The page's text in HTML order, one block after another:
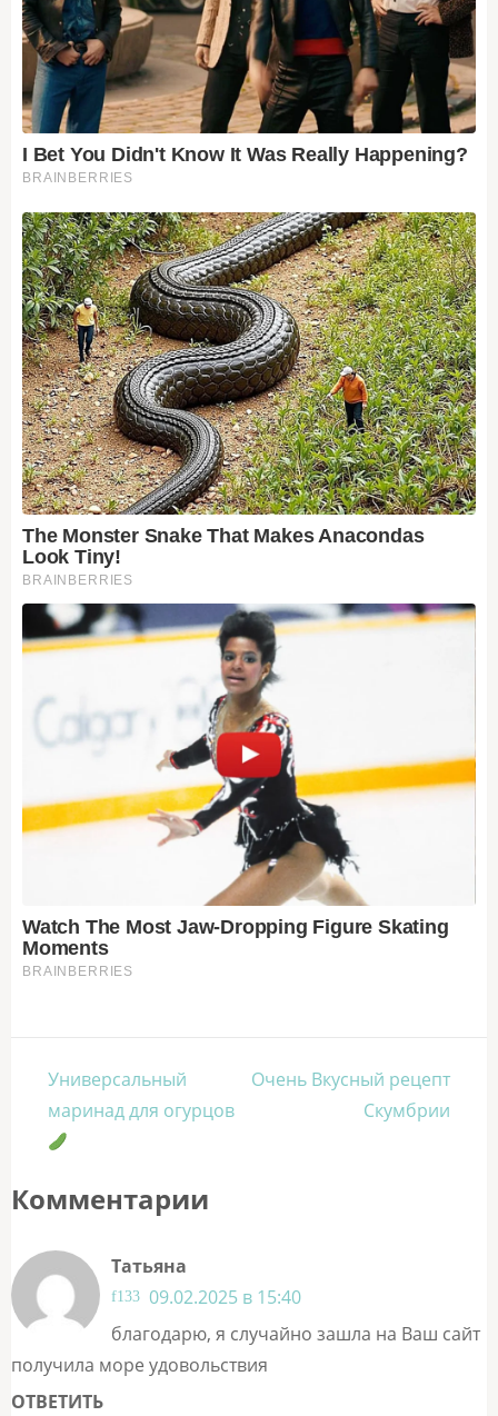
Навигация
по
записям
Универсальный
маринад для огурцов
Очень Вкусный рецепт
Скумбрии
Комментарии
Татьяна
09.02.2025 в 15:40
благодарю, я случайно зашла на Ваш сайт
получила море удовольствия
ОТВЕТИТЬ